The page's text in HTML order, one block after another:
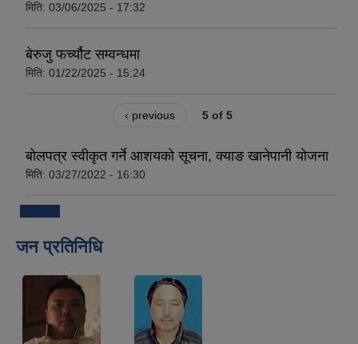
मिति: 03/06/2025 - 17:32
बेरुजु फर्च्यौट सम्वन्धमा
मिति: 01/22/2025 - 15:24
‹ previous 5 of 5
बोलपत्र स्वीकृत गर्ने आशयको सूचना, क्याङ खानेपानी योजना
मिति: 03/27/2022 - 16:30
जन प्रतिनिधि